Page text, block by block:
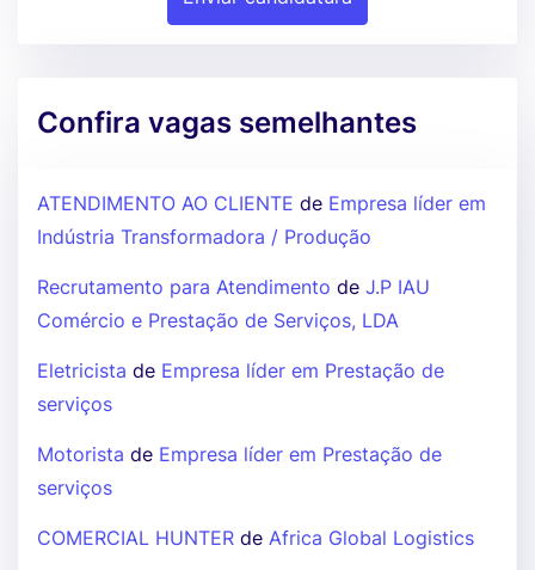
Confira vagas semelhantes
ATENDIMENTO AO CLIENTE de Empresa líder em
Indústria Transformadora / Produção
Recrutamento para Atendimento de J.P IAU
Comércio e Prestação de Serviços, LDA
Eletricista de Empresa líder em Prestação de
serviços
Motorista de Empresa líder em Prestação de
serviços
COMERCIAL HUNTER de Africa Global Logistics